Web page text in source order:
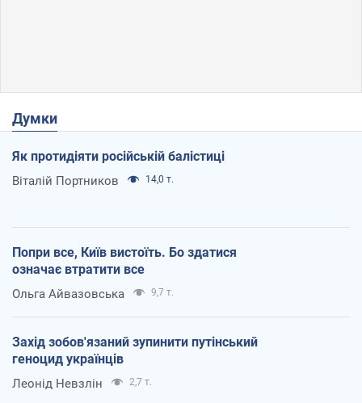
Думки
Як протидіяти російській балістиці
Віталій Портников 14,0 т.
Попри все, Київ вистоїть. Бо здатися
означає втратити все
Ольга Айвазовська 9,7 т.
Захід зобов'язаний зупинити путінський
геноцид українців
Леонід Невзлін 2,7 т.